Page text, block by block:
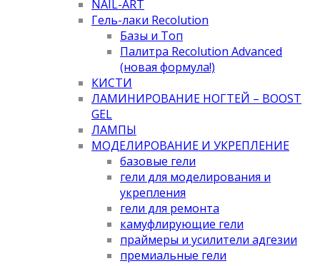
NAIL-ART
Гель-лаки Recolution
Базы и Топ
Палитра Recolution Advanced
(новая формула!)
КИСТИ
ЛАМИНИРОВАНИЕ НОГТЕЙ – BOOST
GEL
ЛАМПЫ
МОДЕЛИРОВАНИЕ И УКРЕПЛЕНИЕ
базовые гели
гели для моделирования и
укрепления
гели для ремонта
камуфлирующие гели
праймеры и усилители адгезии
премиальные гели